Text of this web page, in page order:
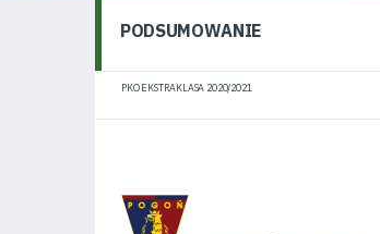
PODSUMOWANIE
PKO EKSTRAKLASA 2020/2021